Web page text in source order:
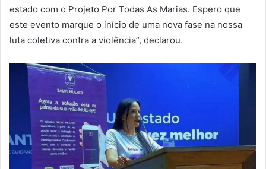
estado com o Projeto Por Todas As Marias. Espero que
este evento marque o início de uma nova fase na nossa
luta coletiva contra a violência”, declarou.